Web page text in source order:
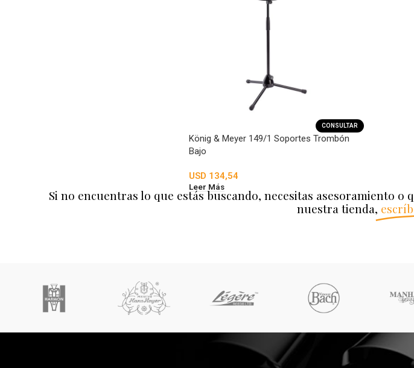
CONSULTAR
König & Meyer 149/1 Soportes Trombón
Bajo
USD 134,54
Leer Más
Si no encuentras lo que estás buscando, necesitas asesoramiento
nuestra tienda,